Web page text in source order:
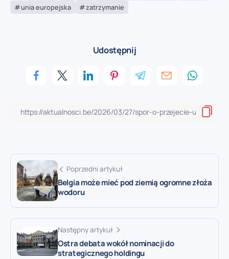
unia europejska
zatrzymanie
Udostępnij
Poprzedni artykuł
Belgia może mieć pod ziemią ogromne złoża
wodoru
Następny artykuł
Ostra debata wokół nominacji do
strategicznego holdingu